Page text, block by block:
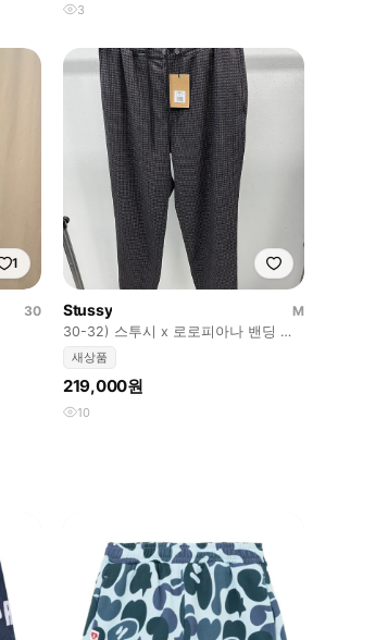
3
1
30
Stussy
M
30-32) 스투시 x 로로피아나 밴딩 울
슬랙스
새상품
219,000원
10